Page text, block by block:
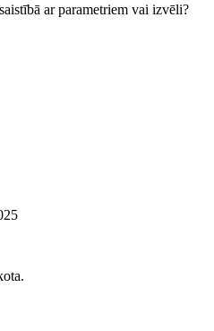
ar parametriem vai izvēli?